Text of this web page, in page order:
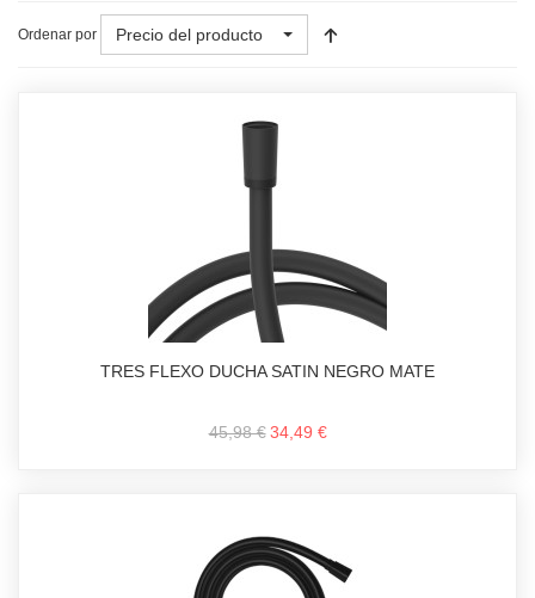
Ordenar por Precio del producto
TRES FLEXO DUCHA SATIN NEGRO MATE
45,98 € 34,49 €